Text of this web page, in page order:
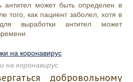
антител может быть определен в
того, как пациент заболел, хотя в
выработки антител может
на коронавирус
добровольному